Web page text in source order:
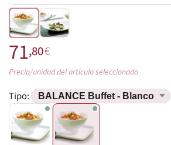
71,80€
Precio/unidad del artículo seleccionado
Tipo: